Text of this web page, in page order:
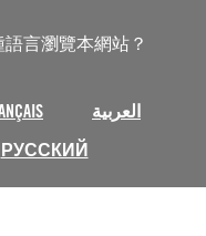
言瀏覽本網站？
العربية
РУССКИЙ